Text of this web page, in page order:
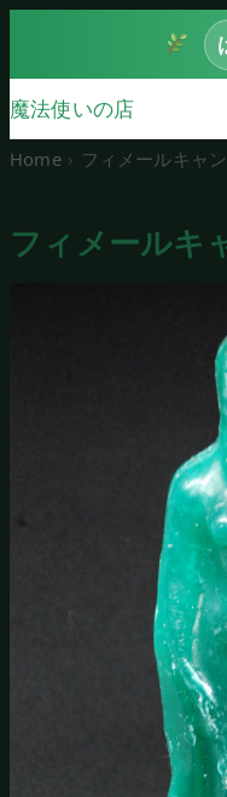
魔法使いの店
Home フィメールキャ
フィメールキ